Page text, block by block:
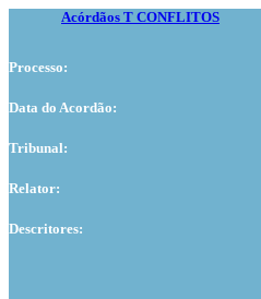
Acórdãos T CONFLITOS
Processo:
Data do Acordão:
Tribunal:
Relator:
Descritores: